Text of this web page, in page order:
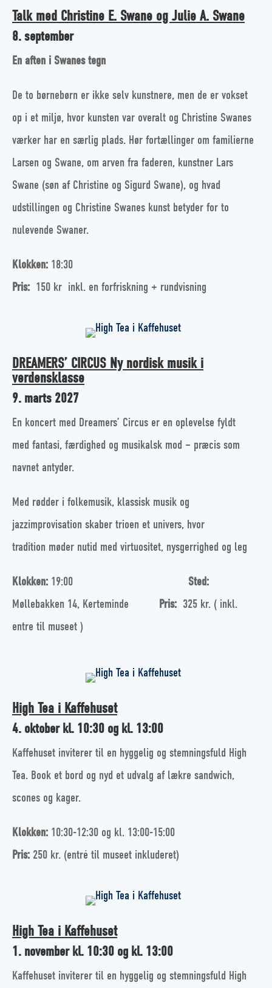
Talk med Christine E. Swane og Julie A. Swane
8. september
En aften i Swanes tegn
De to børnebørn er ikke selv kunstnere, men de er vokset
op i et miljø, hvor kunsten var overalt og Christine Swanes
værker har en særlig plads. Hør fortællinger om familierne
Larsen og Swane, om arven fra faderen, kunstner Lars
Swane (søn af Christine og Sigurd Swane), og hvad
udstillingen og Christine Swanes kunst betyder for to
nulevende Swaner.
Klokken: 18:30
Pris: 150 kr inkl. en forfriskning + rundvisning
DREAMERS’ CIRCUS Ny nordisk musik i
verdensklasse
9. marts 2027
En koncert med Dreamers’ Circus er en oplevelse fyldt
med fantasi, færdighed og musikalsk mod – præcis som
navnet antyder.
Med rødder i folkemusik, klassisk musik og
jazzimprovisation skaber trioen et univers, hvor
tradition møder nutid med virtuositet, nysgerrighed og leg
Klokken: 19:00 Sted:
Møllebakken 14, Kerteminde Pris: 325 kr. ( inkl.
entre til museet )
High Tea i Kaffehuset
4. oktober kl. 10:30 og kl. 13:00
Kaffehuset inviterer til en hyggelig og stemningsfuld High
Tea. Book et bord og nyd et udvalg af lækre sandwich,
scones og kager.
Klokken: 10:30-12:30 og kl. 13:00-15:00
Pris: 250 kr. (entré til museet inkluderet)
High Tea i Kaffehuset
1. november kl. 10:30 og kl. 13:00
Kaffehuset inviterer til en hyggelig og stemningsfuld High